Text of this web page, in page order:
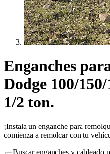
Enganches
Dodge 100/
1/2 ton.
¡Instala un enganche para
comienza a remolcar con tu
Buscar enganches y cableado